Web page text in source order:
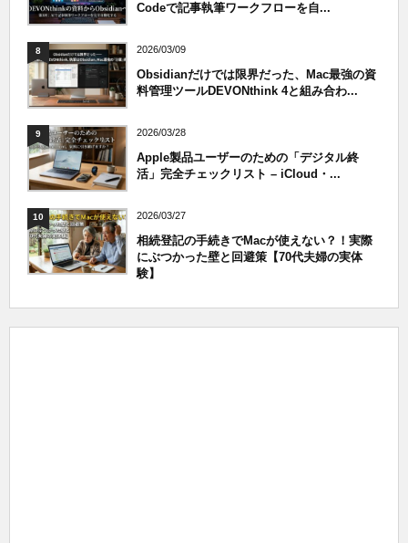
Codeで記事執筆ワークフローを自...
8 2026/03/09
Obsidianだけでは限界だった、Mac最強の資
料管理ツールDEVONthink 4と組み合わ...
9 2026/03/28
Apple製品ユーザーのための「デジタル終
活」完全チェックリスト – iCloud・...
10 2026/03/27
相続登記の手続きでMacが使えない？！実際
にぶつかった壁と回避策【70代夫婦の実体
験】